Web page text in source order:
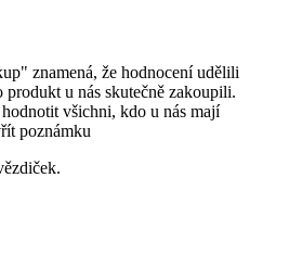
znamená, že hodnocení udělili
u nás skutečně zakoupili.
všichni, kdo u nás mají
poznámku